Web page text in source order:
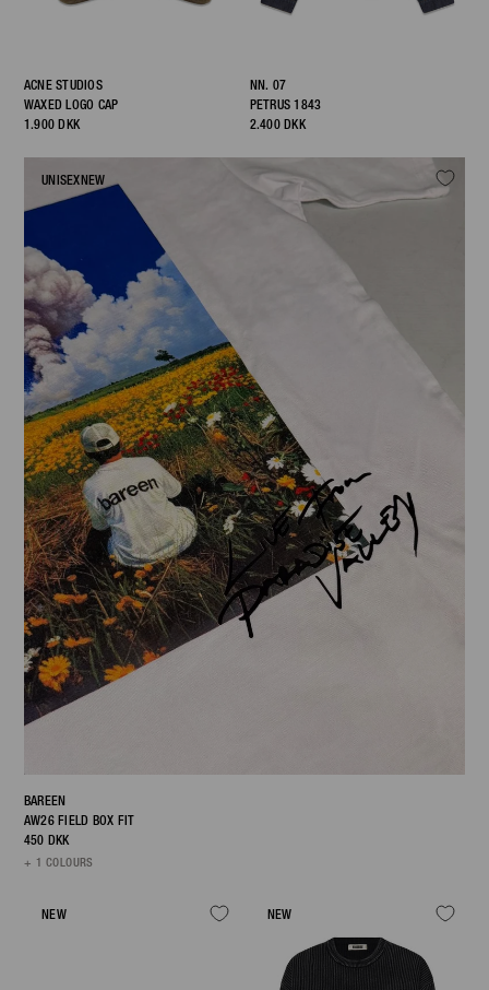
ACNE STUDIOS
WAXED LOGO CAP
1.900 DKK
NN. 07
PETRUS 1843
2.400 DKK
UNISEX NEW
BAREEN
AW26 FIELD BOX FIT
450 DKK
+ 1 COLOURS
NEW NEW